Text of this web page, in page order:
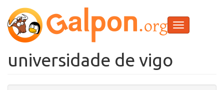
contido
principal
Toggle
navigation
universidade de vigo